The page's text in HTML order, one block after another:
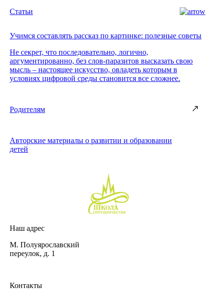
Статьи
Учимся составлять рассказ по картинке: полезные советы
Не секрет, что последовательно, логично,
аргументированно, без слов-паразитов высказать свою
мысль – настоящее искусство, овладеть которым в
условиях цифровой среды становится все сложнее.
Родителям
Авторские материалы о развитии и образовании
детей
Наш адрес
М. Полуярославский
переулок, д. 1
Контакты